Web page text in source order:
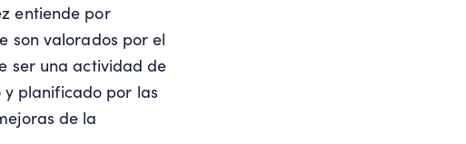
entiende por
son valorados por el
ser una actividad de
y planificado por las
de la